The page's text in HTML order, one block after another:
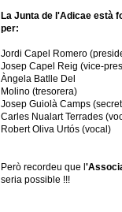
La Junta de l'Adicae està
per:
Jordi Capel Romero
Josep Capel Reig (vice-
Àngela Batlle Del
Molino (tresorera)
Josep Guiolà Camps
Carles Nualart Terrades
Robert Oliva Urtós (vocal)
Però recordeu que l
seria possible !!!